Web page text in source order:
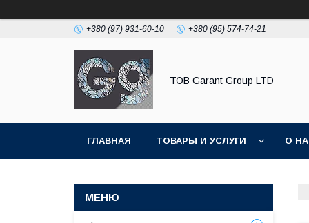
+380 (97) 931-60-10 +380 (95) 574-74-21
ТОВ Garant Group LTD
ГЛАВНАЯ ТОВАРЫ И УСЛУГИ О